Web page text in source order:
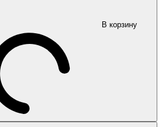
В корзину